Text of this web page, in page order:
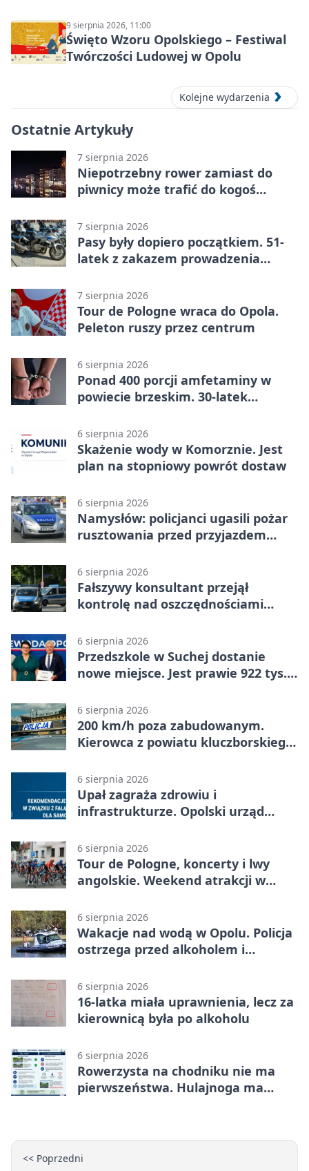
9 sierpnia 2026, 11:00
Święto Wzoru Opolskiego – Festiwal
Twórczości Ludowej w Opolu
Kolejne wydarzenia
Ostatnie Artykuły
7 sierpnia 2026
Niepotrzebny rower zamiast do
piwnicy może trafić do kogoś
7 sierpnia 2026
Pasy były dopiero początkiem. 51-
latek z zakazem prowadzenia
7 sierpnia 2026
Tour de Pologne wraca do Opola.
Peleton ruszy przez centrum
6 sierpnia 2026
Ponad 400 porcji amfetaminy w
powiecie brzeskim. 30-latek
6 sierpnia 2026
Skażenie wody w Komorznie. Jest
plan na stopniowy powrót dostaw
6 sierpnia 2026
Namysłów: policjanci ugasili pożar
rusztowania przed przyjazdem
6 sierpnia 2026
Fałszywy konsultant przejął
kontrolę nad oszczędnościami
6 sierpnia 2026
Przedszkole w Suchej dostanie
nowe miejsce. Jest prawie 922 tys.
6 sierpnia 2026
200 km/h poza zabudowanym.
Kierowca z powiatu kluczborskiego
6 sierpnia 2026
Upał zagraża zdrowiu i
infrastrukturze. Opolski urząd
6 sierpnia 2026
Tour de Pologne, koncerty i lwy
angolskie. Weekend atrakcji w
6 sierpnia 2026
Wakacje nad wodą w Opolu. Policja
ostrzega przed alkoholem i
6 sierpnia 2026
16-latka miała uprawnienia, lecz za
kierownicą była po alkoholu
6 sierpnia 2026
Rowerzysta na chodniku nie ma
pierwszeństwa. Hulajnoga ma
<< Poprzedni